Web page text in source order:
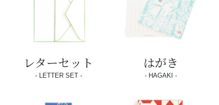
レターセット
LETTER SET
はがき
HAGAKI